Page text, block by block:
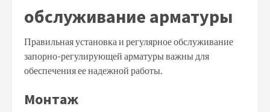
обслуживание арматуры
Правильная установка и регулярное обслуживание
запорно-регулирующей арматуры важны для
обеспечения ее надежной работы.
Монтаж